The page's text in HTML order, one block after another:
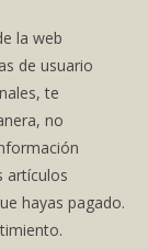
la web
de usuario
te
no
artículos
hayas pagado.